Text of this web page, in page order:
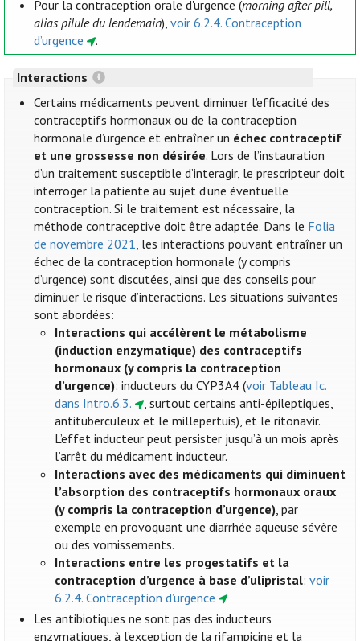
Pour la contraception orale d'urgence (morning after pill,
alias pilule du lendemain),voir 6.2.4. Contraception
d’urgence
.
Interactions
Certains médicaments peuvent diminuer l’efficacité des
contraceptifs hormonaux ou de la contraception
hormonale d’urgence et entraîner un échec contraceptif
et une grossesse non désirée. Lors de l’instauration
d’un traitement susceptible d’interagir, le prescripteur doit
interroger la patiente au sujet d’une éventuelle
contraception. Si le traitement est nécessaire, la
méthode contraceptive doit être adaptée. Dans le Folia
de novembre 2021, les interactions pouvant entraîner un
échec de la contraception hormonale (y compris
d’urgence) sont discutées, ainsi que des conseils pour
diminuer le risque d’interactions. Les situations suivantes
sont abordées:
Interactions qui accélèrent le métabolisme
(induction enzymatique) des contraceptifs
hormonaux (y compris la contraception
d’urgence): inducteurs du CYP3A4 (voir Tableau Ic.
dans Intro.6.3.
, surtout certains anti-épileptiques,
antituberculeux et le millepertuis), et le ritonavir.
L’effet inducteur peut persister jusqu’à un mois après
l’arrêt du médicament inducteur.
Interactions avec des médicaments qui diminuent
l’absorption des contraceptifs hormonaux oraux
(y compris la contraception d’urgence), par
exemple en provoquant une diarrhée aqueuse sévère
ou des vomissements.
Interactions entre les progestatifs et la
contraception d’urgence à base d’ulipristal:voir
6.2.4. Contraception d’urgence
Les antibiotiques ne sont pas des inducteurs
enzymatiques, à l’exception de la rifampicine et la